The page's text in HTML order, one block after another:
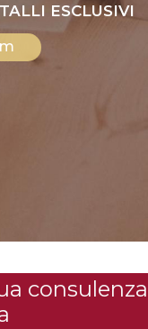
ESCLUSIVI
consulenza